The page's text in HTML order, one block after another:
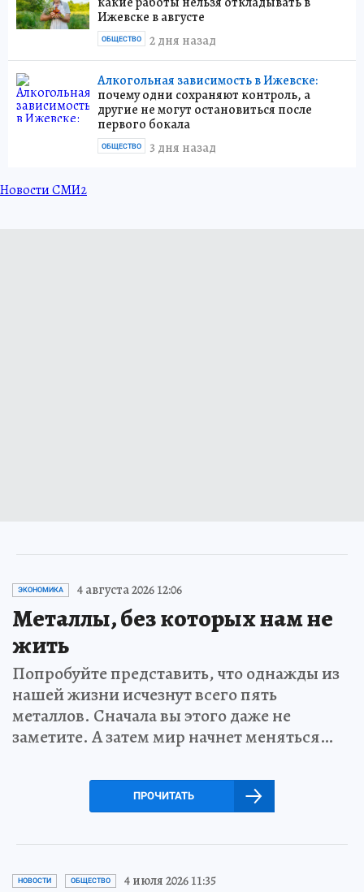
Ижевске в августе
2 дня назад
ОБЩЕСТВО
Алкогольная зависимость в Ижевске:
почему одни сохраняют контроль, а
другие не могут остановиться после
первого бокала
3 дня назад
ОБЩЕСТВО
Новости СМИ2
ЭКОНОМИКА 4 августа 2026 12:06
Металлы, без которых нам не
жить
Попробуйте представить, что однажды из
нашей жизни исчезнут всего пять
металлов. Сначала вы этого даже не
заметите. А затем мир начнет меняться…
ПРОЧИТАТЬ
НОВОСТИ ОБЩЕСТВО 4 июля 2026 11:35